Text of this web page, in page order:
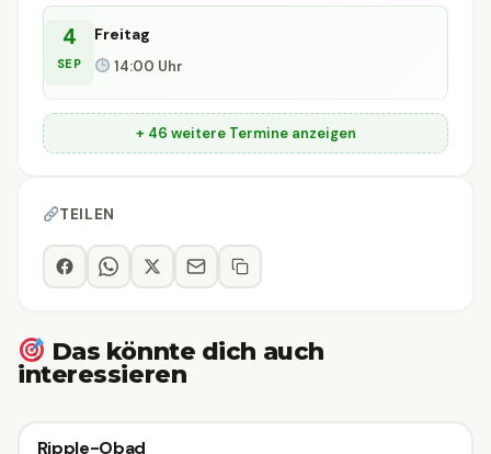
4
SEP
Freitag
14:00 Uhr
+ 46 weitere Termine anzeigen
TEILEN
Das könnte dich auch
interessieren
Ripple-Obad